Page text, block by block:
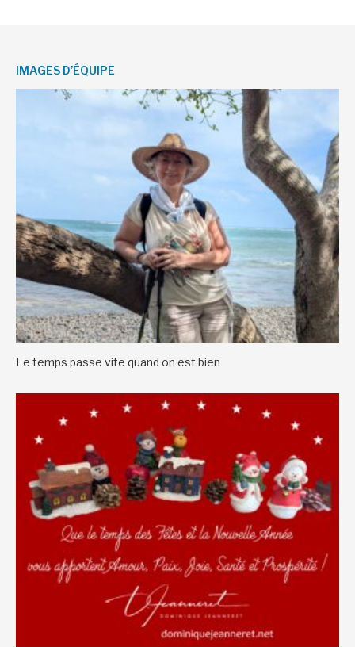
IMAGES D’ÉQUIPE
Le temps passe vite quand on est bien